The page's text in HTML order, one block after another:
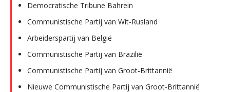
Democratische Tribune Bahrein
Communistische Partij van Wit-Rusland
Arbeiderspartij van België
Communistische Partij van Brazilië
Communistische Partij van Groot-Brittannië
Nieuwe Communistische Partij van Groot-Brittannië